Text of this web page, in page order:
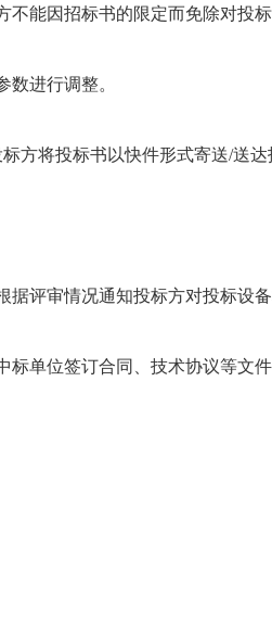
能因招标书的限定而免除对投
进行调整。
标方将投标书以快件形式寄送/送
评审情况通知投标方对投标设
单位签订合同、技术协议等文